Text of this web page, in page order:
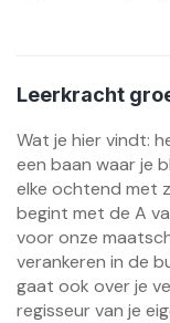
Leerkracht
Wat je hier
een baan waar je
elke ochtend met
begint met de A
voor onze
verankeren in de
gaat ook over je
regisseur van je